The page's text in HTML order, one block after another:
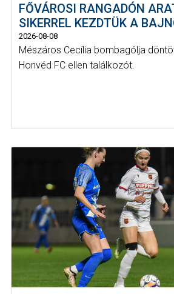
FŐVÁROSI RANGADÓN
SIKERREL KEZDTÜK A
2026-08-08
Mészáros Cecília bombagólja
Honvéd FC ellen találkozót.